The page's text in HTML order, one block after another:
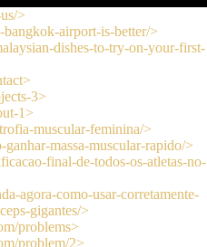
>
airport-is-better/>
dishes-to-try-on-your-first-
3>
1>
muscular-feminina/>
massa-muscular-rapido/>
final-de-todos-os-atletas-no-
agora-como-usar-corretamente-
gigantes/>
problems>
problem/2>